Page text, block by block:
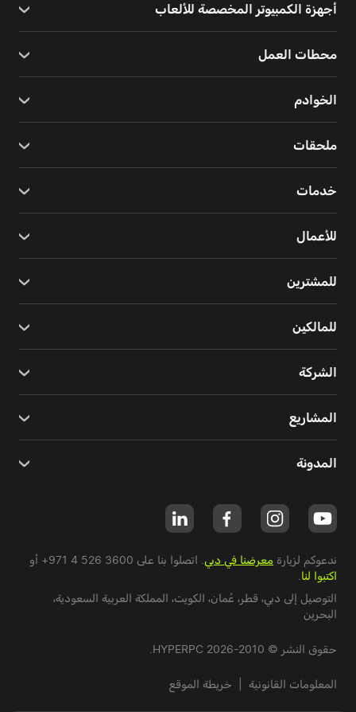
أجهزة الكمبيوتر المخصصة للألعاب
محطات العمل
الخوادم
ملحقات
خدمات
للأعمال
للمشترين
للمالكين
الشركة
المشاريع
المدونة
ندعوكم لزيارة معرضنا في دبي . اتصلوا بنا على +971 4 526 3600 أو
اكتبوا لنا
التوصيل إلى دبي، قطر، عُمان، الكويت، المملكة العربية السعودية،
البحرين
حقوق النشر © 2010-2026 HYPERPC.
المعلومات القانونية خريطة الموقع